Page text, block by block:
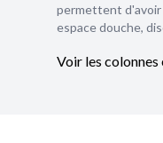
permettent
espace douche,
Voir les colonnes